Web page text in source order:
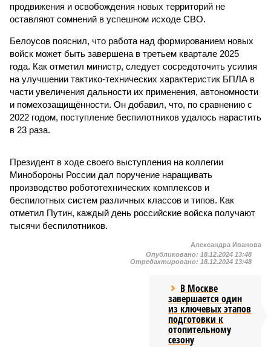
продвижения и освобождения новых территорий не
оставляют сомнений в успешном исходе СВО.
Белоусов пояснил, что работа над формированием новых
войск может быть завершена в третьем квартале 2025
года. Как отметил министр, следует сосредоточить усилия
на улучшении тактико-технических характеристик БПЛА в
части увеличения дальности их применения, автономности
и помехозащищённости. Он добавил, что, по сравнению с
2022 годом, поступление беспилотников удалось нарастить
в 23 раза.
Президент в ходе своего выступления на коллегии
Минобороны России дал поручение наращивать
производство робототехнических комплексов и
беспилотных систем различных классов и типов. Как
отметил Путин, каждый день российские войска получают
тысячи беспилотников.
Александра Иванова
Опубликовано: 18.12.2024 13:48
Отредактировано: 18.12.2024 13:48
В Москве
завершается один
из ключевых этапов
подготовки к
отопительному
сезону